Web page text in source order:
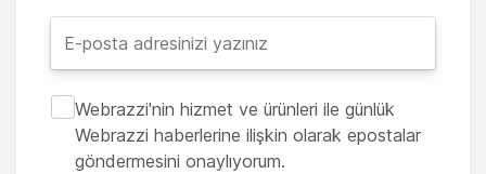
Webrazzi'nin hizmet ve ürünleri ile günlük
Webrazzi haberlerine ilişkin olarak epostalar
göndermesini onaylıyorum.